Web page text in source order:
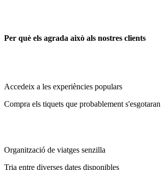
Per què els agrada això als nostres clients
Accedeix a les experiències populars
Compra els tiquets que probablement s'esgotaran
Organització de viatges senzilla
Tria entre diverses dates disponibles